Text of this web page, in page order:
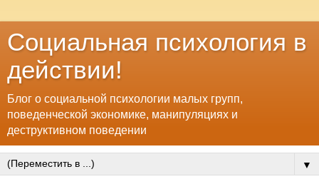
Социальная психология в
действии!
Блог о социальной психологии малых групп,
поведенческой экономике, манипуляциях и
деструктивном поведении
▼